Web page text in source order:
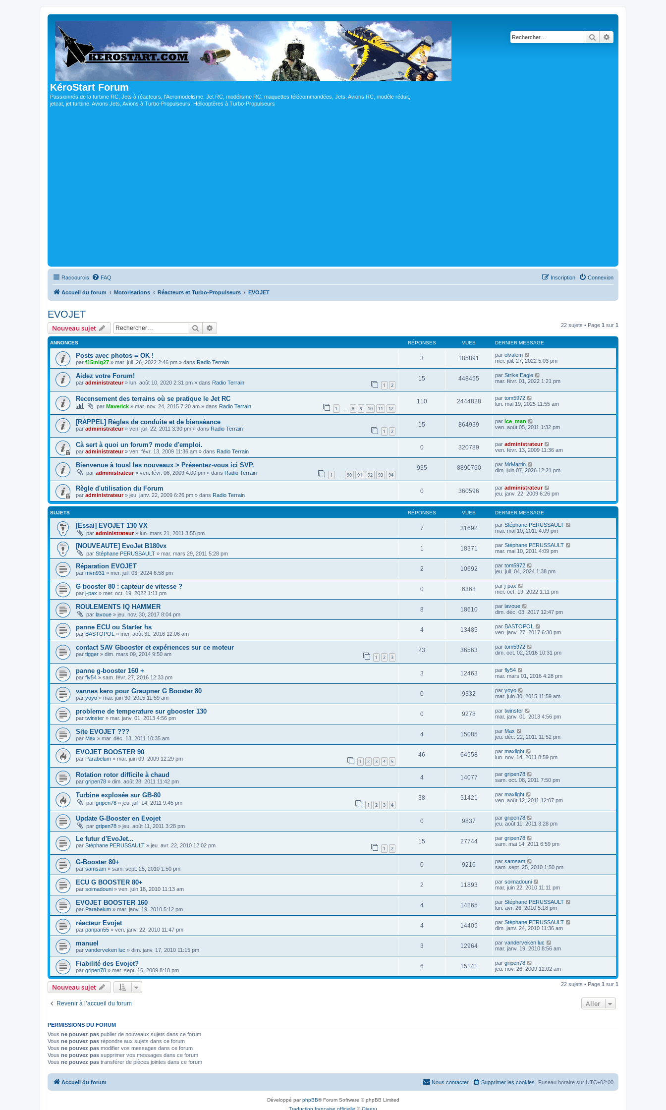
KéroStart Forum
Passionnés de la turbine RC, Jets à réacteurs, l'Aeromodelisme, Jet RC, modélisme RC, maquettes télécommandées, Jets, Avions RC, modèle réduit,
jetcat, jet turbine, Avions Jets, Avions à Turbo-Propulseurs, Hélicoptères à Turbo-Propulseurs
Rechercher
Raccourcis FAQ Connexion
Inscription
Accueil du forum Motorisations Réacteurs et Turbo-Propulseurs EVOJET
EVOJET
Nouveau sujet Rechercher 22 sujets • Page 1 sur 1
ANNONCES RÉPONSES VUES DERNIER MESSAGE
Posts avec photos = OK !
par f15mig27 » mar. juil. 26, 2022 2:46 pm » dans Radio Terrain
3 185891 par olvalem
mer. juil. 27, 2022 5:03 pm
Aidez votre Forum!
par administrateur» lun. août 10, 2020 2:31 pm » dans Radio Terrain 1 2
15 448455 par Strike Eagle
mar. févr. 01, 2022 1:21 pm
Recensement des terrains où se pratique le Jet RC
par Maverick » mar. nov. 24, 2015 7:20 am » dans Radio Terrain 1 … 8 9 10 11 12
110 2444828 par tom5972
lun. mai 19, 2025 11:55 am
[RAPPEL] Règles de conduite et de bienséance
par administrateur» ven. juil. 22, 2011 3:30 pm » dans Radio Terrain 1 2
15 864939 par ice_man
ven. août 05, 2011 1:32 pm
Cà sert à quoi un forum? mode d'emploi.
par administrateur» ven. févr. 13, 2009 11:36 am » dans Radio Terrain
0 320789 par administrateur
ven. févr. 13, 2009 11:36 am
Bienvenue à tous! les nouveaux > Présentez-vous ici SVP.
par administrateur» ven. févr. 06, 2009 4:00 pm » dans Radio Terrain 1 90 91 92 93 94
935 8890760 par MrMartin
dim. juin 07, 2026 12:21 pm
Règle d'utilisation du Forum
par administrateur» jeu. janv. 22, 2009 6:26 pm » dans Radio Terrain
0 360596 par administrateur
jeu. janv. 22, 2009 6:26 pm
SUJETS RÉPONSES VUES DERNIER MESSAGE
[Essai] EVOJET 130 VX
par administrateur» lun. mars 21, 2011 3:55 pm
7 31692 par Stéphane PERUSSAULT
mar. mai 10, 2011 4:09 pm
[NOUVEAUTE] EvoJet B180vx
par Stéphane PERUSSAULT » mar. mars 29, 2011 5:28 pm
1 18371 par Stéphane PERUSSAULT
mar. mai 10, 2011 4:09 pm
Réparation EVOJET
par mvn931 » mer. juil. 03, 2024 6:58 pm
2 10692 par tom5972
jeu. juil. 04, 2024 1:38 pm
G booster 80 : capteur de vitesse ?
par j-pax » mer. oct. 19, 2022 1:11 pm
0 6368 par j-pax
mer. oct. 19, 2022 1:11 pm
ROULEMENTS IQ HAMMER
par lavoue » jeu. nov. 30, 2017 8:04 pm
8 18610 par lavoue
dim. déc. 03, 2017 12:47 pm
panne ECU ou Starter hs
par BASTOPOL » mer. août 31, 2016 12:06 am
4 13485 par BASTOPOL
ven. janv. 27, 2017 6:30 pm
contact SAV Gbooster et expériences sur ce moteur
par tigger » dim. mars 09, 2014 9:50 am 1 2 3
23 36563 par tom5972
dim. oct. 02, 2016 10:31 pm
panne g-booster 160 +
par fly54 » sam. févr. 27, 2016 12:33 pm
3 12463 par fly54
mar. mars 01, 2016 4:28 pm
vannes kero pour Graupner G Booster 80
par yoyo » mar. juin 30, 2015 11:59 am
0 9332 par yoyo
mar. juin 30, 2015 11:59 am
probleme de temperature sur gbooster 130
par twinster » mar. janv. 01, 2013 4:56 pm
0 9278 par twinster
mar. janv. 01, 2013 4:56 pm
Site EVOJET ???
par Max » mar. déc. 13, 2011 10:35 am
4 15085 par Max
jeu. déc. 22, 2011 11:52 pm
EVOJET BOOSTER 90
par Parabelum » mar. juin 09, 2009 12:29 pm 1 2 3 4 5
46 64558 par maxlight
lun. nov. 14, 2011 8:59 pm
Rotation rotor difficile à chaud
par gripen78 » dim. août 28, 2011 11:42 pm
4 14077 par gripen78
sam. oct. 08, 2011 7:50 pm
Turbine explosée sur GB-80
par gripen78 » jeu. juil. 14, 2011 9:45 pm 1 2 3 4
38 51421 par maxlight
ven. août 12, 2011 12:07 pm
Update G-Booster en Evojet
par gripen78 » jeu. août 11, 2011 3:28 pm
0 9837 par gripen78
jeu. août 11, 2011 3:28 pm
Le futur d'EvoJet...
par Stéphane PERUSSAULT » jeu. avr. 22, 2010 12:02 pm 1 2
15 27744 par gripen78
sam. mai 14, 2011 6:59 pm
G-Booster 80+
par samsam » sam. sept. 25, 2010 1:50 pm
0 9216 par samsam
sam. sept. 25, 2010 1:50 pm
ECU G BOOSTER 80+
par soimadouni » ven. juin 18, 2010 11:13 am
2 11893 par soimadouni
mar. juin 22, 2010 11:11 pm
EVOJET BOOSTER 160
par Parabelum » mar. janv. 19, 2010 5:12 pm
4 14265 par Stéphane PERUSSAULT
lun. avr. 26, 2010 5:18 pm
réacteur Evojet
par panpan55 » ven. janv. 22, 2010 11:47 pm
4 14405 par Stéphane PERUSSAULT
dim. janv. 24, 2010 11:36 am
manuel
par vanderveken luc » dim. janv. 17, 2010 11:15 pm
3 12964 par vanderveken luc
mar. janv. 19, 2010 8:56 am
Fiabilité des Evojet?
par gripen78 » mer. sept. 16, 2009 8:10 pm
6 15141 par gripen78
jeu. nov. 26, 2009 12:02 am
Nouveau sujet 22 sujets • Page 1 sur 1
Revenir à l’accueil du forum Aller
PERMISSIONS DU FORUM
Vous ne pouvez pas publier de nouveaux sujets dans ce forum
Vous ne pouvez pas répondre aux sujets dans ce forum
Vous ne pouvez pas modifier vos messages dans ce forum
Vous ne pouvez pas supprimer vos messages dans ce forum
Vous ne pouvez pas transférer de pièces jointes dans ce forum
Accueil du forum Fuseau horaire sur UTC+02:00
Supprimer les cookies
Nous contacter
Développé parphpBB® Forum Software © phpBB Limited
Traduction française officielle ©Qiaeru